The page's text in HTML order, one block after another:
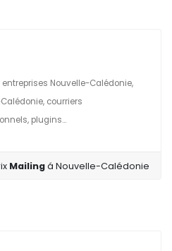
Nouvelle-Calédonie,
courriers
plugins...
Mailingá Nouvelle-Calédonie